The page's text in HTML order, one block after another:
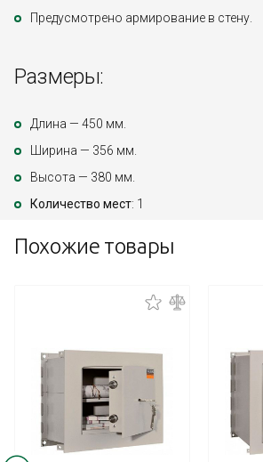
Предусмотрено армирование в стену.
Размеры:
Длина — 450 мм.
Ширина — 356 мм.
Высота — 380 мм.
Количество мест: 1
Похожие товары